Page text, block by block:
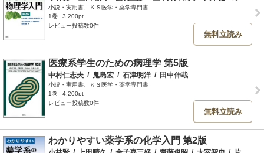
小説・実用書、ＫＳ医学・薬学専門書
1巻
3,200pt
レビュー投稿数0件
無料立読み
医療系学生のための病理学 第5版
中村仁志夫 / 鬼島宏 / 石津明洋 / 田中伸哉
小説・実用書、ＫＳ医学・薬学専門書
1巻
4,200pt
レビュー投稿数0件
無料立読み
わかりやすい薬学系の化学入門 第2版